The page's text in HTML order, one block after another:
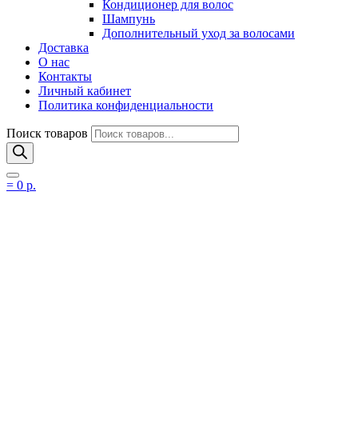
Кондиционер для волос
Шампунь
Дополнительный уход за волосами
Доставка
О нас
Контакты
Личный кабинет
Политика конфиденциальности
Поиск товаров
= 0 р.